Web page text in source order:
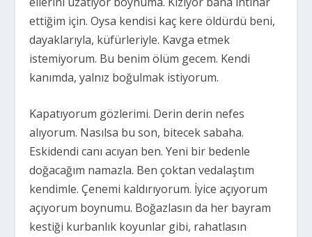
ettiğim için. Oysa kendisi kaç kere öldürdü beni,
dayaklarıyla, küfürleriyle. Kavga etmek
istemiyorum. Bu benim ölüm gecem. Kendi
kanımda, yalnız boğulmak istiyorum.
Kapatıyorum gözlerimi. Derin derin nefes
alıyorum. Nasılsa bu son, bitecek sabaha.
Eskidendi canı acıyan ben. Yeni bir bedenle
doğacağım namazla. Ben çoktan vedalaştım
kendimle. Çenemi kaldırıyorum. İyice açıyorum
açıyorum boynumu. Boğazlasın da her bayram
kestiği kurbanlık koyunlar gibi, rahatlasın